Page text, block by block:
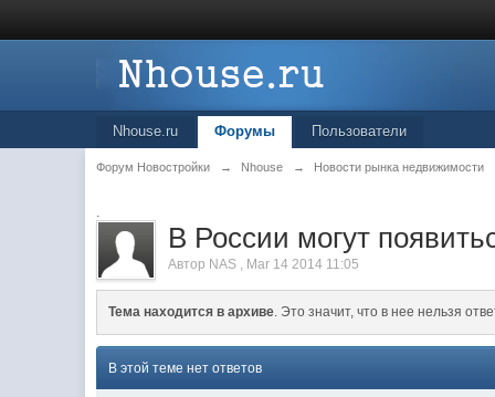
Nhouse.ru Форумы Пользователи
Форум Новостройки → Nhouse → Новости рынка недвижимости
.
В России могут
Автор NAS , Mar 14 2014 11:05
Тема находится в архиве. Это значит, что в нее нельзя
В этой теме нет ответов